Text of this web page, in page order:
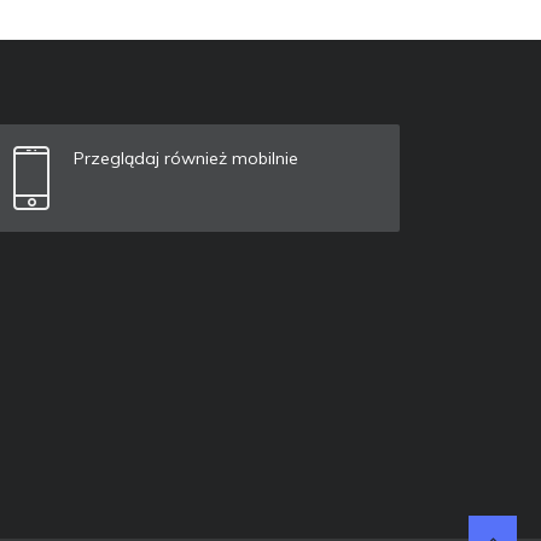
Przeglądaj również mobilnie